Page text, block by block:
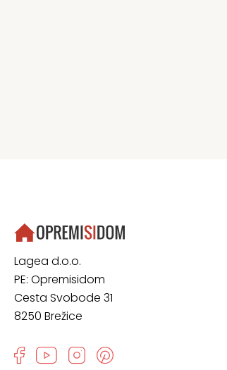
Lagea d.o.o.
PE: Opremisidom
Cesta Svobode 31
8250 Brežice